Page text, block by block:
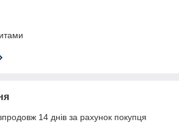
14 днів за рахунок покупця